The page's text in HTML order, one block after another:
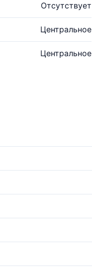
Отсутствует
Центральное
Центральное